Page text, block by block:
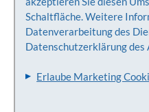
Schaltfläche. Weitere
Datenverarbeitung des
Datenschutzerklärung
Erlaube Marketing